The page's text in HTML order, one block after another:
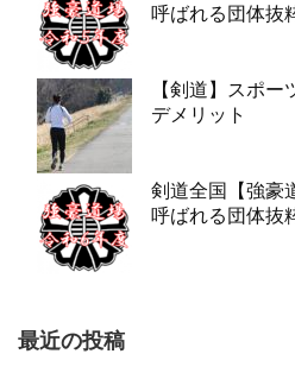
呼ばれる団体抜
【剣道】スポー
デメリット
剣道全国【強豪
呼ばれる団体抜
最近の投稿